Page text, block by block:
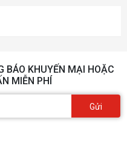
BÁO KHUYẾN MẠI HOẶC
MIỄN PHÍ
Gửi